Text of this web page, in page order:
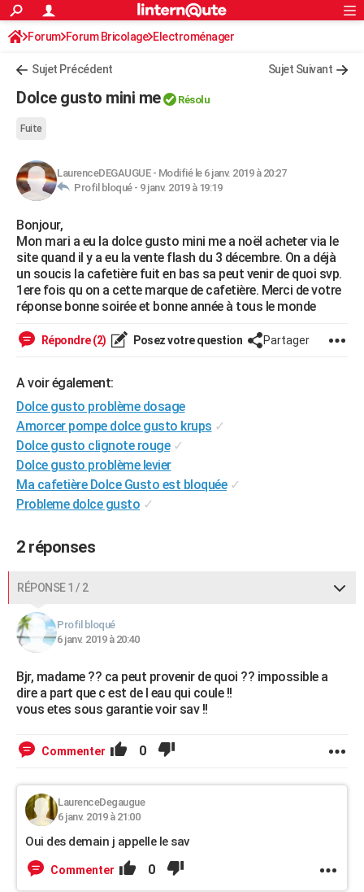
ACTUALITÉS
Politique
Société
Faits Divers
Education
Monde
Villes
+
Essais
Réserver un essai
Citadines
Berlines
SUV
Forum auto
+HIGH-TECH
BRICOLAGE
Forum
Aménagement intérieur
Extérieur
Cuisine
Salle de bains
Jardinage
Rangement
WEEK-END
Guides de France
Escapades
Patrimoine
Expositions
Musées
Week-end nature
+LIFESTYLE
Art de vivre
Bien-être
Loisirs
Mode
Modes de vie
Alimentation
Guide de la santé
Maladies
Médicaments
Sommeil
VOYAGE
Destinations
City break
Voyage nature
Voyage de noces
Forum
Climat
+PHOTO
GUIDES D'ACHAT
BONS PLANS
CARTE DE VOEUX
Carte de Noël
Carte Bonne année
Carte Saint-Valentin
Carte Pâques
Carte d'anniversaire
Dictionnaire
Biographies
Citations
Expressions
Proverbes
PROGRAMME TV
COPAINS D'AVANT
S'inscrire
Se connecter
Lycées
Collèges
Primaires
Universités
Entreprises
Service militaire
Avis de recherche
AVIS DE DÉCÈS
FORUM
Bricolage
Lifestyle
Culture
Sport
Auto
Television
Voyage
Cinema
S'inscrire
Connexion
Forum Forum Bricolage Electroménager
Sujet Précédent Sujet Suivant
Dolce gusto mini me Résolu
Fuite
LaurenceDEGAUGUE- Modifié le 6 janv. 2019 à 20:27
Profil bloqué - 9 janv. 2019 à 19:19
Bonjour,
Mon mari a eu la dolce gusto mini me a noël acheter via le
site quand il y a eu la vente flash du 3 décembre. On a déjà
un soucis la cafetière fuit en bas sa peut venir de quoi svp.
1ere fois qu on a cette marque de cafetière. Merci de votre
réponse bonne soirée et bonne année à tous le monde
Répondre (2) Posez votre question Partager
A voir également:
Dolce gusto problème dosage
Amorcer pompe dolce gusto krups ✓
Dolce gusto clignote rouge ✓
Dolce gusto problème levier
Ma cafetière Dolce Gusto est bloquée ✓
Probleme dolce gusto ✓
2 réponses
RÉPONSE 1 / 2
Profil bloqué
6 janv. 2019 à 20:40
Bjr, madame ?? ca peut provenir de quoi ?? impossible a
dire a part que c est de l eau qui coule !!
vous etes sous garantie voir sav !!
Commenter 0
LaurenceDegaugue
6 janv. 2019 à 21:00
Oui des demain j appelle le sav
Commenter 0